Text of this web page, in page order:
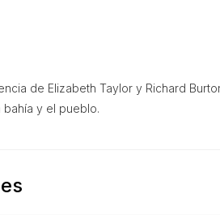
de Elizabeth Taylor y Richard
bahía y el pueblo.